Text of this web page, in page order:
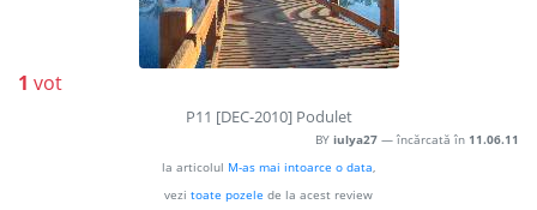
1 vot
P11 [DEC-2010] Podulet
BY iulya27 — încărcată în 11.06.11
la articolul M-as mai intoarce o data,
vezi toate pozele de la acest review